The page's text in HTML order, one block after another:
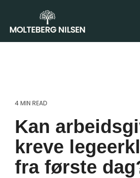
4 MIN READ
Kan
kreve
fra første